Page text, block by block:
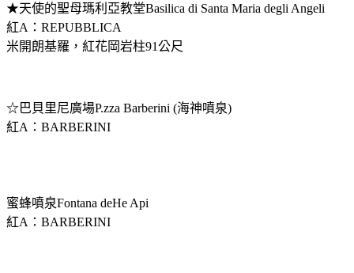
★天使的聖母瑪利亞教堂Basilica di Santa Maria degli Angeli
紅A：REPUBBLICA
米開朗基羅，紅花岡岩柱91公尺
☆巴貝里尼廣場P.zza Barberini (海神噴泉)
紅A：BARBERINI
蜜蜂噴泉Fontana deHe Api
紅A：BARBERINI